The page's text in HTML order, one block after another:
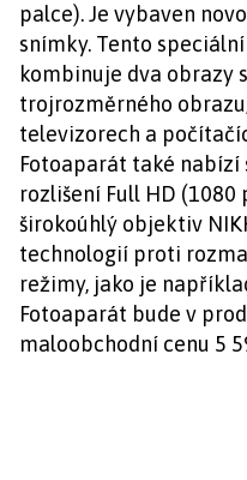
palce). Je vybaven
snímky. Tento
kombinuje dva obrazy
trojrozměrného
televizorech a
Fotoaparát také
rozlišení Full HD (1080
širokoúhlý objektiv
technologií proti
režimy, jako je
Fotoaparát bude v
maloobchodní cenu 5